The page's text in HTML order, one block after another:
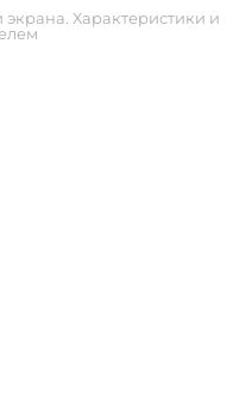
экрана. Характеристики и